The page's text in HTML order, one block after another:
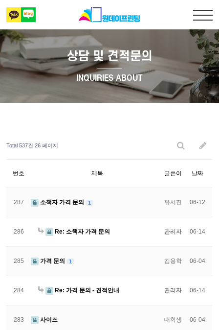
출력복사
책만들기
상담 및 견적문의
INQUIRIES ABOUT
Total 537건 26 페이지
번호 제목 글쓴이 날짜
287 소책자 가격 문의 1 유서진 06-12
286 Re: 소책자 가격 문의 관리자 06-14
285 가격 문의 1 김용학 06-04
284 Re: 가격 문의 - 견적안내 관리자 06-14
283 사이즈 대학생 06-04